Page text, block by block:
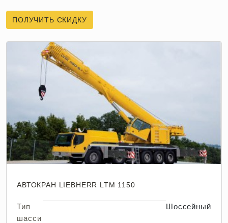
ПОЛУЧИТЬ СКИДКУ
АВТОКРАН LIEBHERR LTM 1150
Тип
шасси
Шоссейный